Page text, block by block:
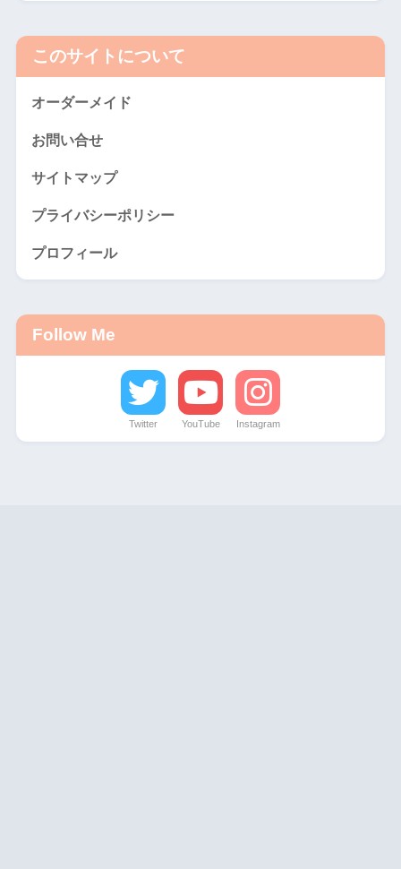
このサイトについて
オーダーメイド
お問い合せ
サイトマップ
プライバシーポリシー
プロフィール
Follow Me
Twitter YouTube Instagram